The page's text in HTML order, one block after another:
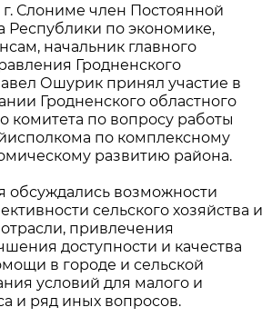
г. Слониме член Постоянной
Республики по экономике,
начальник главного
Гродненского
Ошурик принял участие в
Гродненского областного
комитета по вопросу работы
по комплексному
развитию района.
обсуждались возможности
сельского хозяйства и
привлечения
доступности и качества
в городе и сельской
условий для малого и
и ряд иных вопросов.